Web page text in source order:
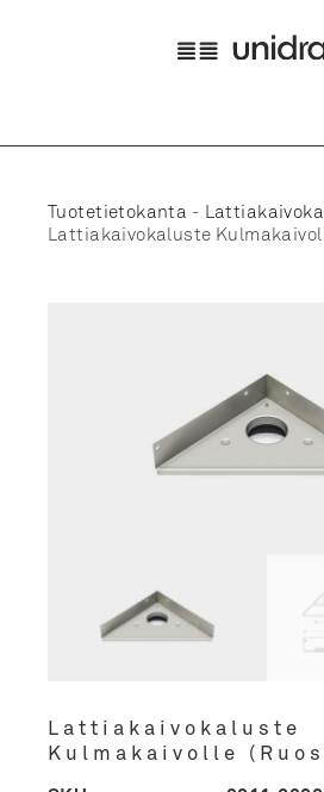
Tuotetietokanta -
Lattiakaivokaluste
Lattiakaivokaluste
Kulmakaivolle